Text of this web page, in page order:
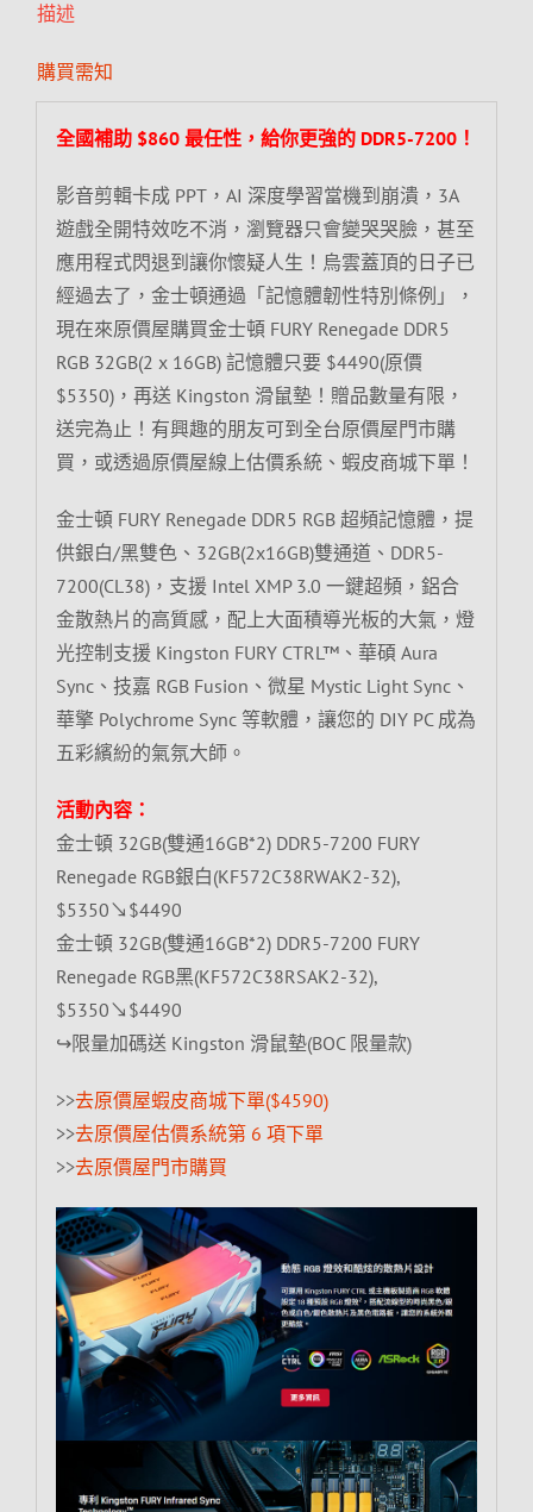
描述
購買需知
全國補助 $860 最任性，給你更強的 DDR5-7200！
影音剪輯卡成 PPT，AI 深度學習當機到崩潰，3A
遊戲全開特效吃不消，瀏覽器只會變哭哭臉，甚至
應用程式閃退到讓你懷疑人生！烏雲蓋頂的日子已
經過去了，金士頓通過「記憶體韌性特別條例」，
現在來原價屋購買金士頓 FURY Renegade DDR5
RGB 32GB(2 x 16GB) 記憶體只要 $4490(原價
$5350)，再送 Kingston 滑鼠墊！贈品數量有限，
送完為止！有興趣的朋友可到全台原價屋門市購
買，或透過原價屋線上估價系統、蝦皮商城下單！
金士頓 FURY Renegade DDR5 RGB 超頻記憶體，提
供銀白/黑雙色、32GB(2x16GB)雙通道、DDR5-
7200(CL38)，支援 Intel XMP 3.0 一鍵超頻，鋁合
金散熱片的高質感，配上大面積導光板的大氣，燈
光控制支援 Kingston FURY CTRL™、華碩 Aura
Sync、技嘉 RGB Fusion、微星 Mystic Light Sync、
華擎 Polychrome Sync 等軟體，讓您的 DIY PC 成為
五彩繽紛的氣氛大師。
活動內容：
金士頓 32GB(雙通16GB*2) DDR5-7200 FURY
Renegade RGB銀白(KF572C38RWAK2-32),
$5350↘$4490
金士頓 32GB(雙通16GB*2) DDR5-7200 FURY
Renegade RGB黑(KF572C38RSAK2-32),
$5350↘$4490
↪限量加碼送 Kingston 滑鼠墊(BOC 限量款)
>>去原價屋蝦皮商城下單($4590)
>>去原價屋估價系統第 6 項下單
>>去原價屋門市購買